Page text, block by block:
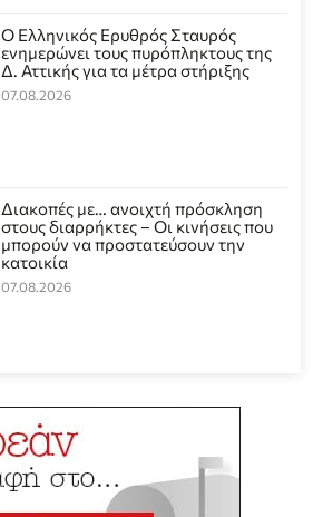
Ο Ελληνικός Ερυθρός Σταυρός
ενημερώνει τους πυρόπληκτους της
Δ. Αττικής για τα μέτρα στήριξης
07.08.2026
Διακοπές με… ανοιχτή πρόσκληση
στους διαρρήκτες – Οι κινήσεις που
μπορούν να προστατεύσουν την
κατοικία
07.08.2026